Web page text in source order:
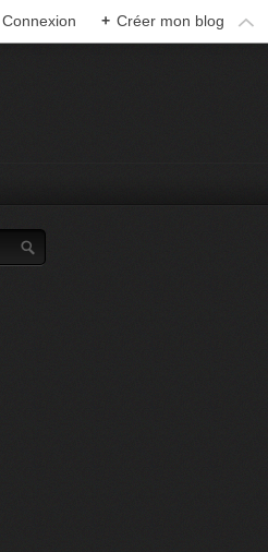
Connexion + Créer mon blog